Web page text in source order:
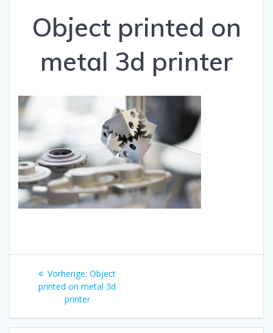
Object printed on
metal 3d printer
Beitragsnavigation
Vorherige: Vorheriger
Beitrag:
Object
printed on metal 3d
printer